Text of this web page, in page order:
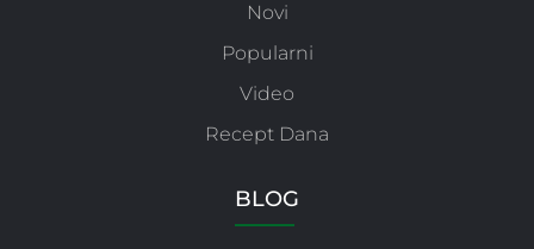
Novi
Popularni
Video
Recept Dana
BLOG